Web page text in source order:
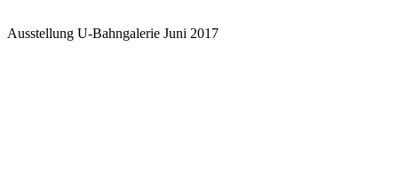
Ausstellung U-Bahngalerie Juni 2017